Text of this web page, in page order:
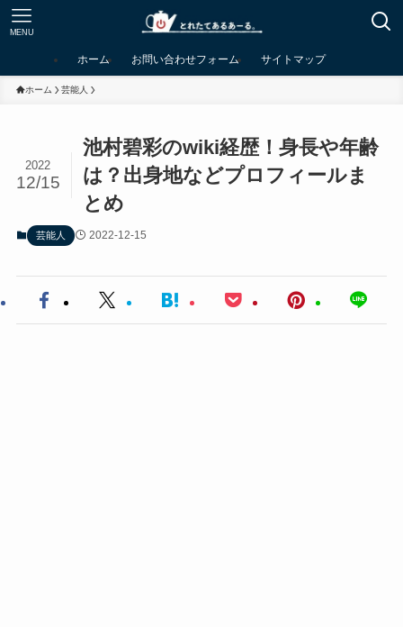
MENU
ホーム お問い合わせフォーム サイトマップ
ホーム 芸能人
池村碧彩のwiki経歴！身長や年齢
は？出身地などプロフィールま
とめ
2022
12/15
芸能人 2022-12-15